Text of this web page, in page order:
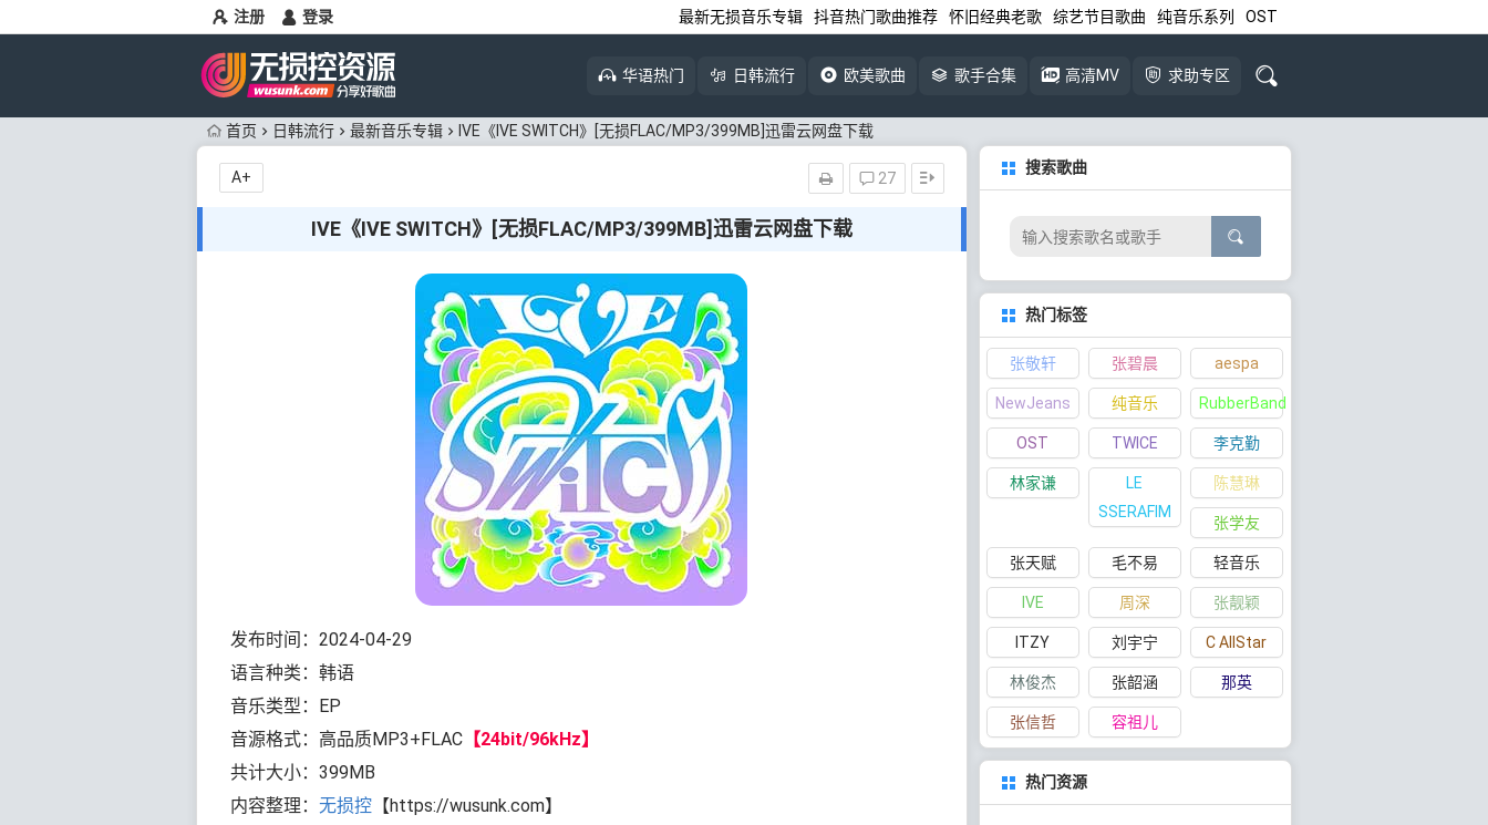
注册 登录 最新无损音乐专辑 抖音热门歌曲推荐 怀旧经典老歌 综艺节目歌曲 纯音乐系列 OST
华语热门 日韩流行 欧美歌曲 歌手合集 高清MV 求助专区
首页 日韩流行 最新音乐专辑 IVE《IVE SWITCH》[无损FLAC/MP3/399MB]迅雷云网盘下载
IVE《IVE SWITCH》[无损FLAC/MP3/399MB]迅雷云网盘下载
27
A+
发布时间：2024-04-29
语言种类：韩语
音乐类型：EP
音源格式：高品质MP3+FLAC 【24bit/96kHz】
共计大小：399MB
内容整理： 无损控 【https://wusunk.com】
搜索歌曲
热门标签
张敬轩 张碧晨 aespa
NewJeans 纯音乐 RubberBand
OST TWICE 李克勤
林家谦
LE
SSERAFIM
陈慧琳
张学友
张天赋 毛不易 轻音乐
IVE 周深 张靓颖
ITZY 刘宇宁 C AllStar
林俊杰 张韶涵 那英
张信哲 容祖儿
热门资源